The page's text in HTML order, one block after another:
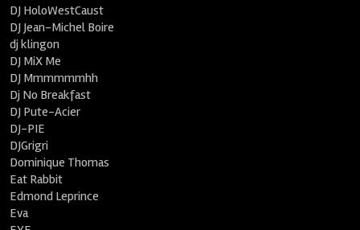
DJ HoloWestCaust
DJ Jean-Michel Boire
dj klingon
DJ MiX Me
DJ Mmmmmmhh
Dj No Breakfast
DJ Pute-Acier
DJ-PIE
DJGrigri
Dominique Thomas
Eat Rabbit
Edmond Leprince
Eva